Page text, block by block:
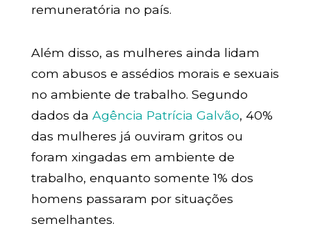
remuneratória no país.
Além disso, as mulheres ainda lidam
com abusos e assédios morais e sexuais
no ambiente de trabalho. Segundo
dados da Agência Patrícia Galvão, 40%
das mulheres já ouviram gritos ou
foram xingadas em ambiente de
trabalho, enquanto somente 1% dos
homens passaram por situações
semelhantes.